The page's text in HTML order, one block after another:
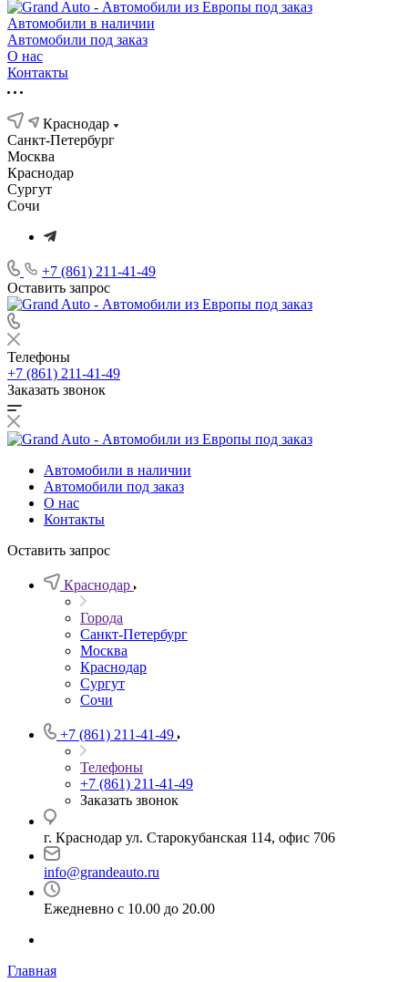
Автомобили в наличии
Автомобили под заказ
О нас
Контакты
Краснодар
Санкт-Петербург
Москва
Краснодар
Сургут
Сочи
+7 (861) 211-41-49
Оставить запрос
Телефоны
+7 (861) 211-41-49
Заказать звонок
Автомобили в наличии
Автомобили под заказ
О нас
Контакты
Оставить запрос
Краснодар
Города
Санкт-Петербург
Москва
Краснодар
Сургут
Сочи
+7 (861) 211-41-49
Телефоны
+7 (861) 211-41-49
Заказать звонок
г. Краснодар ул. Старокубанская 114, офис 706
info@grandeauto.ru
Ежедневно с 10.00 до 20.00
Главная